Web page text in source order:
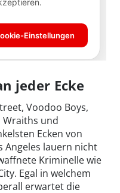
jeder Ecke
Voodoo Boys,
Wraiths und
Ecken von
Angeles lauern nicht
Kriminelle wie
Egal in welchem
erwartet die